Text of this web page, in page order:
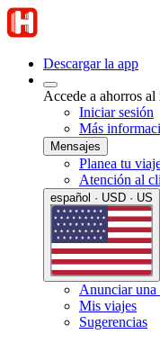
Descargar la app
Accede a ahorros
Iniciar sesión
Más
Mensajes
Planea tu
Atención al
español · USD · US
Anunciar una
Mis viajes
Sugerencias